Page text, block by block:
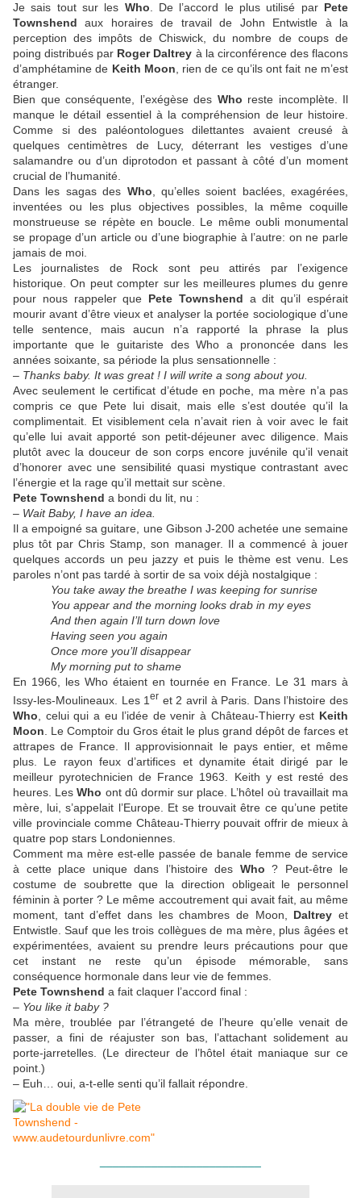
Je sais tout sur les Who . De l’accord le plus utilisé par Pete
Townshend aux horaires de travail de John Entwistle à la
perception des impôts de Chiswick, du nombre de coups de
poing distribués par Roger Daltrey à la circonférence des flacons
d’amphétamine de Keith Moon , rien de ce qu’ils ont fait ne m’est
étranger.
Bien que conséquente, l’exégèse des Who reste incomplète. Il
manque le détail essentiel à la compréhension de leur histoire.
Comme si des paléontologues dilettantes avaient creusé à
quelques centimètres de Lucy, déterrant les vestiges d’une
salamandre ou d’un diprotodon et passant à côté d’un moment
crucial de l’humanité.
Dans les sagas des Who , qu’elles soient baclées, exagérées,
inventées ou les plus objectives possibles, la même coquille
monstrueuse se répète en boucle. Le même oubli monumental
se propage d’un article ou d’une biographie à l’autre: on ne parle
jamais de moi.
Les journalistes de Rock sont peu attirés par l’exigence
historique. On peut compter sur les meilleures plumes du genre
pour nous rappeler que Pete Townshend a dit qu’il espérait
mourir avant d’être vieux et analyser la portée sociologique d’une
telle sentence, mais aucun n’a rapporté la phrase la plus
importante que le guitariste des Who a prononcée dans les
années soixante, sa période la plus sensationnelle :
– Thanks baby. It was great ! I will write a song about you.
Avec seulement le certificat d’étude en poche, ma mère n’a pas
compris ce que Pete lui disait, mais elle s’est doutée qu’il la
complimentait. Et visiblement cela n’avait rien à voir avec le fait
qu’elle lui avait apporté son petit-déjeuner avec diligence. Mais
plutôt avec la douceur de son corps encore juvénile qu’il venait
d’honorer avec une sensibilité quasi mystique contrastant avec
l’énergie et la rage qu’il mettait sur scène.
Pete Townshend a bondi du lit, nu :
– Wait Baby, I have an idea.
Il a empoigné sa guitare, une Gibson J-200 achetée une semaine
plus tôt par Chris Stamp, son manager. Il a commencé à jouer
quelques accords un peu jazzy et puis le thème est venu. Les
paroles n’ont pas tardé à sortir de sa voix déjà nostalgique :
You take away the breathe I was keeping for sunrise
You appear and the morning looks drab in my eyes
And then again I’ll turn down love
Having seen you again
Once more you’ll disappear
My morning put to shame
En 1966, les Who étaient en tournée en France. Le 31 mars à
Issy-les-Moulineaux. Les 1er et 2 avril à Paris. Dans l’histoire des
Who , celui qui a eu l’idée de venir à Château-Thierry est Keith
Moon . Le Comptoir du Gros était le plus grand dépôt de farces et
attrapes de France. Il approvisionnait le pays entier, et même
plus. Le rayon feux d’artifices et dynamite était dirigé par le
meilleur pyrotechnicien de France 1963. Keith y est resté des
heures. LesWho ont dû dormir sur place. L’hôtel où travaillait ma
mère, lui, s’appelait l’Europe. Et se trouvait être ce qu’une petite
ville provinciale comme Château-Thierry pouvait offrir de mieux à
quatre pop stars Londoniennes.
Comment ma mère est-elle passée de banale femme de service
à cette place unique dans l’histoire des Who ? Peut-être le
costume de soubrette que la direction obligeait le personnel
féminin à porter ? Le même accoutrement qui avait fait, au même
moment, tant d’effet dans les chambres de Moon, Daltrey et
Entwistle. Sauf que les trois collègues de ma mère, plus âgées et
expérimentées, avaient su prendre leurs précautions pour que
cet instant ne reste qu’un épisode mémorable, sans
conséquence hormonale dans leur vie de femmes.
Pete Townshend a fait claquer l’accord final :
– You like it baby ?
Ma mère, troublée par l’étrangeté de l’heure qu’elle venait de
passer, a fini de réajuster son bas, l’attachant solidement au
porte-jarretelles. (Le directeur de l’hôtel était maniaque sur ce
point.)
– Euh… oui, a-t-elle senti qu’il fallait répondre.